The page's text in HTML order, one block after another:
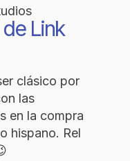
Link
clásico por
las
en la compra
hispano. Rel